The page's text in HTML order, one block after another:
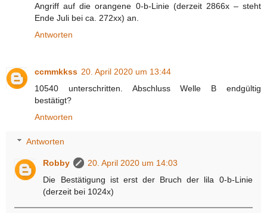
Angriff auf die orangene 0-b-Linie (derzeit 2866x – steht
Ende Juli bei ca. 272xx) an.
Antworten
ccmmkkss 20. April 2020 um 13:44
10540 unterschritten. Abschluss Welle B endgültig
bestätigt?
Antworten
Antworten
Robby
20. April 2020 um 14:03
Die Bestätigung ist erst der Bruch der lila 0-b-Linie
(derzeit bei 1024x)